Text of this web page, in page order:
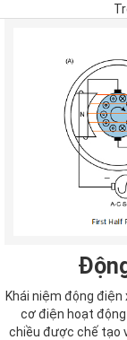
Khái niệm động điện
cơ điện hoạt
chiều được chế tạo